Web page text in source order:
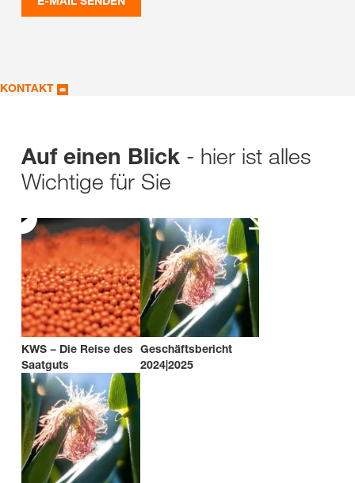
KONTAKT
Auf einen Blick - hier ist alles
Wichtige für Sie
KWS − Die Reise des
Saatguts
Geschäftsbericht
2024|2025